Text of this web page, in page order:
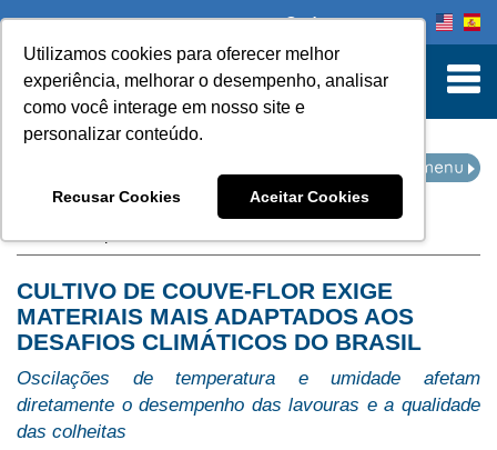
Utilizamos cookies para oferecer melhor
experiência, melhorar o desempenho, analisar
como você interage em nosso site e
personalizar conteúdo.
Recusar Cookies Aceitar Cookies
to Content
Onde comprar
CULTIVO DE COUVE-FLOR EXIGE
MATERIAIS MAIS ADAPTADOS AOS
DESAFIOS CLIMÁTICOS DO BRASIL
Oscilações de temperatura e umidade afetam
diretamente o desempenho das lavouras e a qualidade
das colheitas